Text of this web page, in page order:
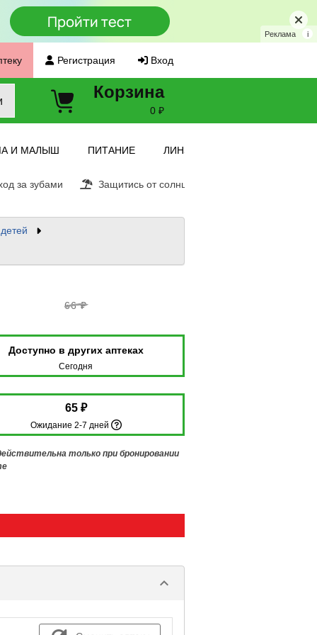
Реклама i
Регистрация Вход
Корзина
0 ₽
И МАЛЫШ ПИТАНИЕ ЛИНЗЫ
за зубами Защитись от солнца
66 ₽
Доступно в других аптеках
Сегодня
65 ₽
Ожидание 2-7 дней
только при бронировании
keyboard_arrow_down